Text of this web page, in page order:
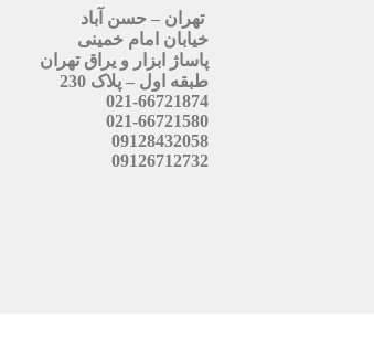
تهران – حسن آباد
خیابان امام خمینی
پاساژ ابزار و یراق تهران
طبقه اول – پلاک 230
021-66721874
021-66721580
09128432058
09126712732